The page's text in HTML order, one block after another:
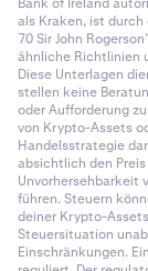
als Kraken, ist
70 Sir John
ähnliche Richtlinien
Diese Unterlagen
stellen keine
oder Aufforderung
von Krypto-Assets
Handelsstrategie
absichtlich den
Unvorhersehbarkeit
führen. Steuern
deiner Krypto-
Steuersituation
Einschränkungen.